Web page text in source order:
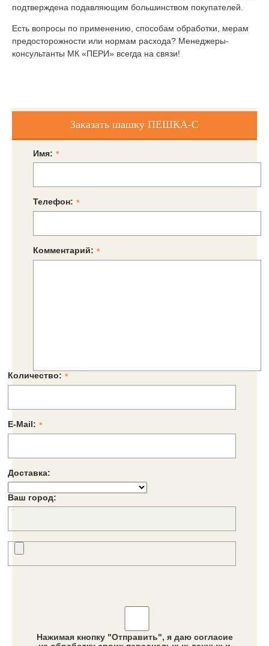
подтверждена подавляющим большинством покупателей.
Есть вопросы по применению, способам обработки, мерам
предосторожности или нормам расхода? Менеджеры-
консультанты МК «ПЕРИ» всегда на связи!
Заказать шашку ПЕШКА-С
Имя: *
Телефон: *
Комментарий: *
Количество: *
E-Mail: *
Доставка:
Ваш город:
Нажимая кнопку "Отправить", я даю согласие